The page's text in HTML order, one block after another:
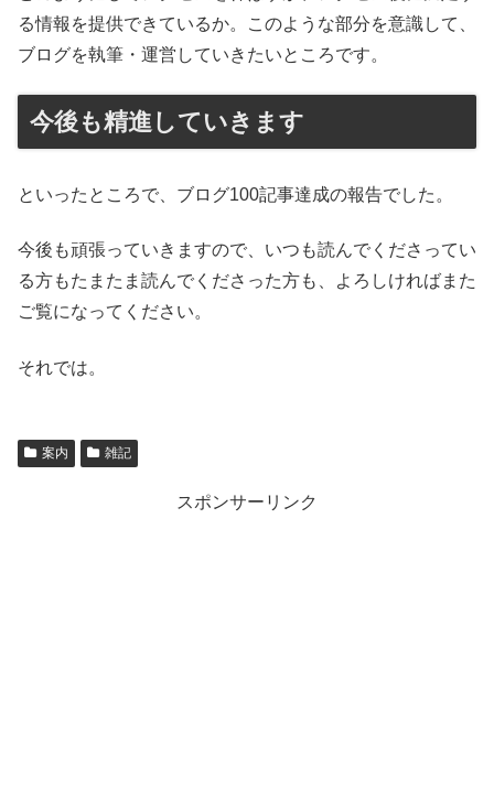
る情報を提供できているか。このような部分を意識して、
ブログを執筆・運営していきたいところです。
今後も精進していきます
といったところで、ブログ100記事達成の報告でした。
今後も頑張っていきますので、いつも読んでくださってい
る方もたまたま読んでくださった方も、よろしければまた
ご覧になってください。
それでは。
案内 雑記
スポンサーリンク